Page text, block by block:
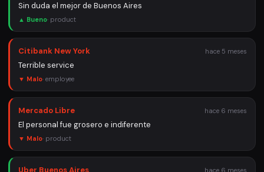
Sin duda el mejor de Buenos Aires
▲ Bueno· product
Citibank New York hace 5 meses
Terrible service
▼ Malo· employee
Mercado Libre hace 6 meses
El personal fue grosero e indiferente
▼ Malo· product
Uber Buenos Aires hace 6 meses